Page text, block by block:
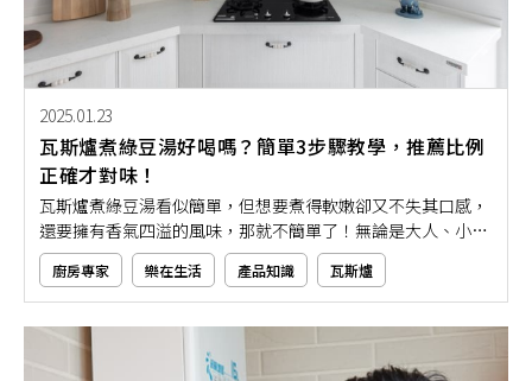
2025.01.23
瓦斯爐煮綠豆湯好喝嗎？簡單3步驟教學，推薦比例
正確才對味！
瓦斯爐煮綠豆湯看似簡單，但想要煮得軟嫩卻又不失其口感，
還要擁有香氣四溢的風味，那就不簡單了！無論是大人、小孩
都喜歡的消暑聖品「綠豆湯」，再搭配上紅豆、薏仁、珍珠等
不同配料，最後加上挫冰，即可華麗變身成一碗冰涼消暑甜
品。如果你對於綠豆湯煮法還不是很了解的話，那就快跟著本
文的推薦步驟教學製作，讓你在家僅用瓦斯爐即可輕鬆完成好
吃又解暑的美味綠豆湯！
廚房專家 樂在生活 產品知識 瓦斯爐